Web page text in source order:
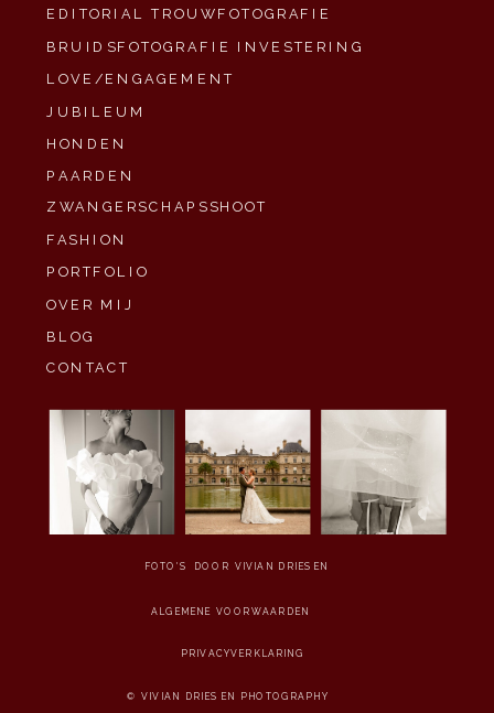
FOTO'S DOOR VIVIAN DRIESEN
PRIVACYVERKLARING
© VIVIAN DRIESEN PHOTOGRAPHY
BLOG
PORTFOLIO
FASHION
PAARDEN
HONDEN
JUBILEUM
EDITORIAL TROUWFOTOGRAFIE
OVER MIJ
CONTACT
LOVE/ENGAGEMENT
ALGEMENE VOORWAARDEN
BRUIDSFOTOGRAFIE INVESTERING
ZWANGERSCHAPSSHOOT